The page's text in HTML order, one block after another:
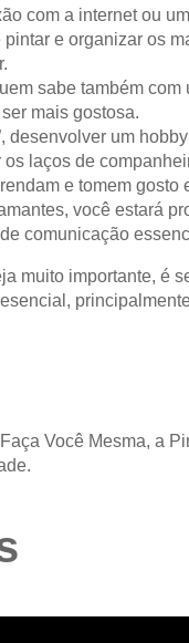
com a internet ou
e organizar os
sabe também
mais gostosa.
desenvolver um
laços de
e tomem
você estará
comunicação
muito importante, é
Você Mesma, a